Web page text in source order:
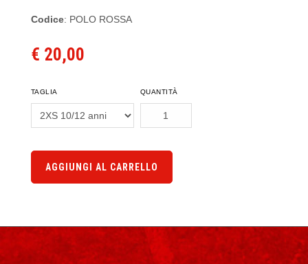
Codice: POLO ROSSA
€ 20,00
TAGLIA QUANTITÀ
AGGIUNGI AL CARRELLO